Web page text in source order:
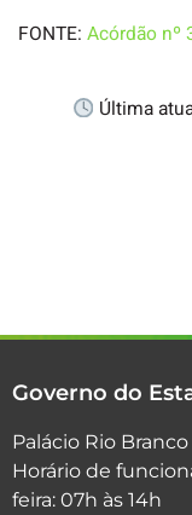
FONTE: Acórdão nº
Última
Governo do
Palácio Rio Branco
Horário de
feira: 07h às 14h